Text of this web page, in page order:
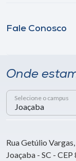
Fale Conosco
Onde
Selecione o campus
Rua Getúlio
Joaçaba - SC -